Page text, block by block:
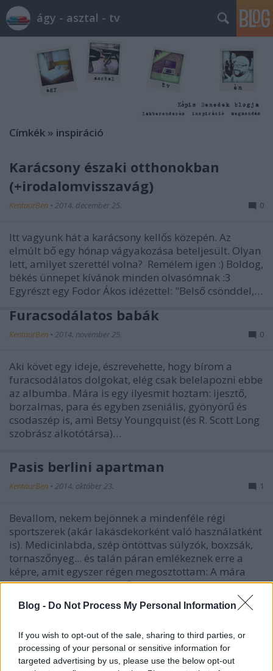
Blog - Do Not Process My Personal Information
If you wish to opt-out of the sale, sharing to third parties, or
processing of your personal or sensitive information for
targeted advertising by us, please use the below opt-out
ágy - asztal - tv
Címkék » inspiráció
Karácsony északi otthonokban
(+irodalomvisszavág)
KentaurBen • 2014. december 25. 0
Itt vagyunk hát a karácsony kellős közepén. Az
elmúlt bő egy hónap vágyakozása beteljesült. Olyan
lett, amilyet szerettél volna? Remélem igen :) Boldog,
békés ünnepet kívánok minden olvasómnak :3
Egyrészt egy Fodor Ákos idézettel: "Belső csönddel,…
Furacsodálatos babák
KentaurBen • 2014. november 25. 0
Aki követ egy ideje, észrevehette, hogy bírom a
furacsodálatos dolgokat, elég csak belelapozni ebbe
az albumba. Mára is egy ilyesmit hoztam: ijesztő,
borzalmas, para és egyben zseniális, gyönyörű és
csodaszép is, ami Betsy Youngquist (és R. Scott Long
szobrász alkotótársa)…
Pasis berlini apartman
KentaurBen • 2014. október 23. 1
Bevallom, nekem bejönnek a mindenféle régi
sportszerek (akár lakásdekorként való használatként
is). Medicinlabda, szép öntöttvas súlyzók, boxzsák,
tornaszőnyeg... és talán páran emlékeznek erre a
képre, amit egyszer régen megosztottam: A mára
hozott lakástúra szereplője…
KentaurBen•2014. október 01.